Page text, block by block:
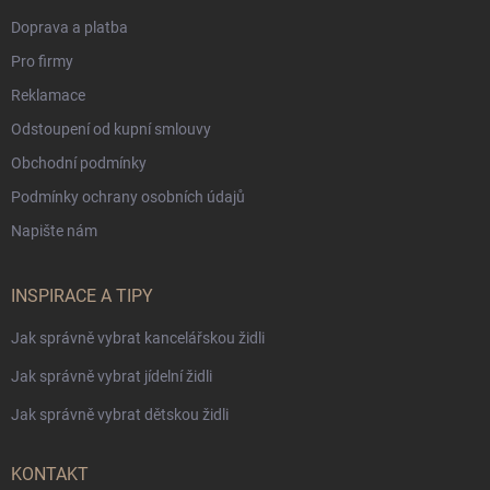
Doprava a platba
Pro firmy
Reklamace
Odstoupení od kupní smlouvy
Obchodní podmínky
Podmínky ochrany osobních údajů
Napište nám
INSPIRACE A TIPY
Jak správně vybrat kancelářskou židli
Jak správně vybrat jídelní židli
Jak správně vybrat dětskou židli
KONTAKT